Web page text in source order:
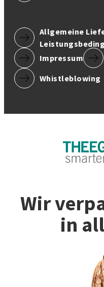
Allgemeine
Impressum
Whistleblowing
Wir
in